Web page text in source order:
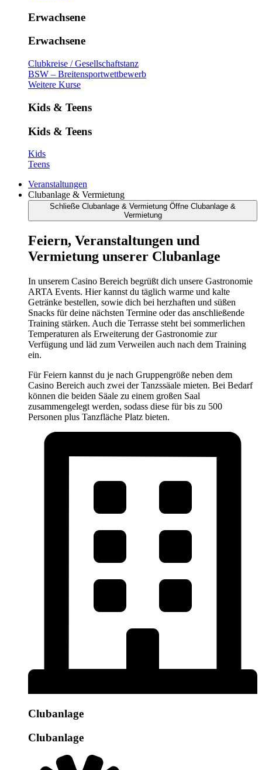
Erwachsene
Erwachsene
Clubkreise / Gesellschaftstanz
BSW – Breitensportwettbewerb
Weitere Kurse
Kids & Teens
Kids & Teens
Kids
Teens
Veranstaltungen
Clubanlage & Vermietung
Schließe Clubanlage & Vermietung Öffne Clubanlage &
Vermietung
Feiern, Veranstaltungen und
Vermietung unserer Clubanlage
In unserem Casino Bereich begrüßt dich unsere Gastronomie
ARTA Events. Hier kannst du täglich warme und kalte
Getränke bestellen, sowie dich bei herzhaften und süßen
Snacks für deine nächsten Termine oder das anschließende
Training stärken. Auch die Terrasse steht bei sommerlichen
Temperaturen als Erweiterung der Gastronomie zur
Verfügung und läd zum Verweilen auch nach dem Training
ein.
Für Feiern kannst du je nach Gruppengröße neben dem
Casino Bereich auch zwei der Tanzssäale mieten. Bei Bedarf
können die beiden Säale zu einem großen Saal
zusammengelegt werden, sodass diese für bis zu 500
Personen plus Tanzfläche Platz bieten.
Clubanlage
Clubanlage